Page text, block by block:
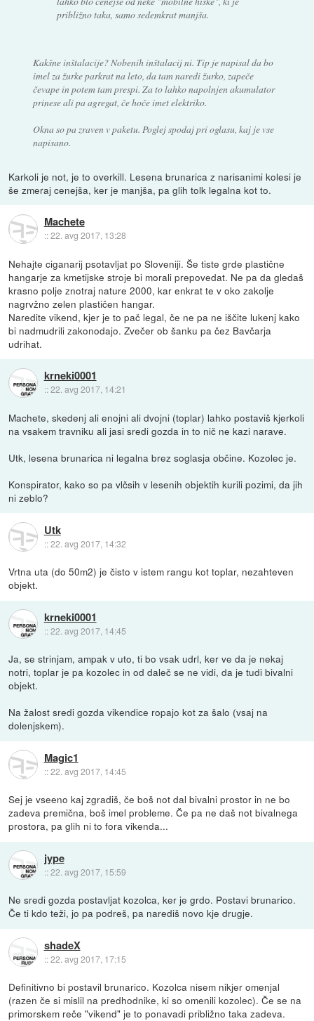
približno taka, samo sedemkrat manjša.
Kakšne inštalacije? Nobenih inštalacij ni. Tip je napisal da bo
imel za žurke parkrat na leto, da tam naredi žurko, zapeče
čevape in potem tam prespi. Za to lahko napolnjen akumulator
prinese ali pa agregat, če hoče imet elektriko.
Okna so pa zraven v paketu. Poglej spodaj pri oglasu, kaj je vse
napisano.
Karkoli je not, je to overkill. Lesena brunarica z narisanimi kolesi je
še zmeraj cenejša, ker je manjša, pa glih tolk legalna kot to.
Machete
::22. avg 2017, 13:28
Nehajte ciganarij psotavljat po Sloveniji. Še tiste grde plastične
hangarje za kmetijske stroje bi morali prepovedat. Ne pa da gledaš
krasno polje znotraj nature 2000, kar enkrat te v oko zakolje
nagrvžno zelen plastičen hangar.
Naredite vikend, kjer je to pač legal, če ne pa ne iščite lukenj kako
bi nadmudrili zakonodajo. Zvečer ob šanku pa čez Bavčarja
udrihat.
krneki0001
::22. avg 2017, 14:21
Machete, skedenj ali enojni ali dvojni (toplar) lahko postaviš kjerkoli
na vsakem travniku ali jasi sredi gozda in to nič ne kazi narave.
Utk, lesena brunarica ni legalna brez soglasja občine. Kozolec je.
Konspirator, kako so pa vlčsih v lesenih objektih kurili pozimi, da jih
ni zeblo?
Utk
::22. avg 2017, 14:32
Vrtna uta (do 50m2) je čisto v istem rangu kot toplar, nezahteven
objekt.
krneki0001
::22. avg 2017, 14:45
Ja, se strinjam, ampak v uto, ti bo vsak udrl, ker ve da je nekaj
notri, toplar je pa kozolec in od daleč se ne vidi, da je tudi bivalni
objekt.
Na žalost sredi gozda vikendice ropajo kot za šalo (vsaj na
dolenjskem).
Magic1
::22. avg 2017, 14:45
Sej je vseeno kaj zgradiš, če boš not dal bivalni prostor in ne bo
zadeva premična, boš imel probleme. Če pa ne daš not bivalnega
prostora, pa glih ni to fora vikenda...
jype
::22. avg 2017, 15:59
Ne sredi gozda postavljat kozolca, ker je grdo. Postavi brunarico.
Če ti kdo teži, jo pa podreš, pa narediš novo kje drugje.
shadeX
::22. avg 2017, 17:15
Definitivno bi postavil brunarico. Kozolca nisem nikjer omenjal
(razen če si mislil na predhodnike, ki so omenili kozolec). Če se na
primorskem reče "vikend" je to ponavadi približno taka zadeva.